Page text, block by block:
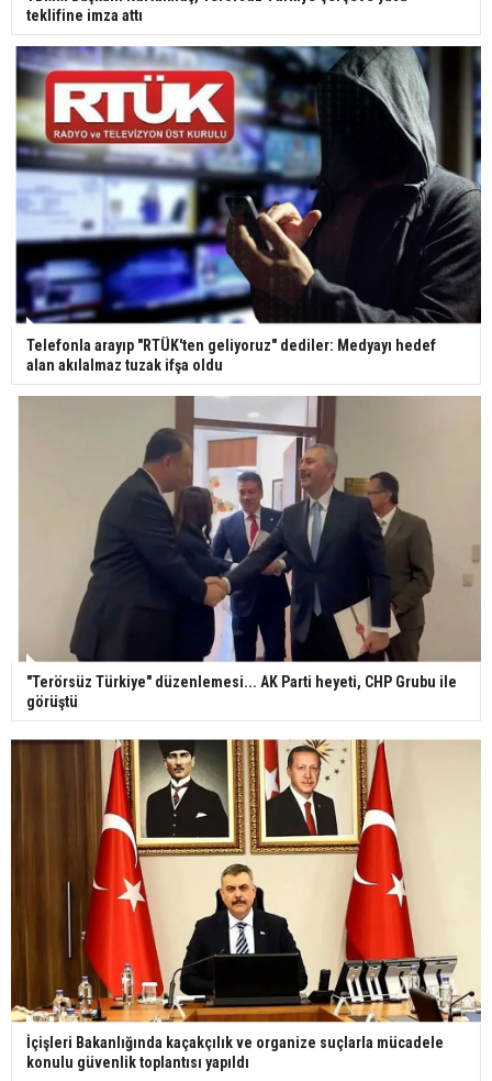
Yerli turist 229,7 milyar lira seyahat harcaması
yaptı
Gazze'deki Sağlık Bakanlığı duyurdu: Vahşetin
pençesinde 2 salgın vaka tespit edildi
teklifine imza attı
Telefonla arayıp "RTÜK'ten geliyoruz" dediler: Medyayı hedef
alan akılalmaz tuzak ifşa oldu
"Terörsüz Türkiye" düzenlemesi... AK Parti heyeti, CHP Grubu ile
görüştü
İçişleri Bakanlığında kaçakçılık ve organize suçlarla mücadele
konulu güvenlik toplantısı yapıldı